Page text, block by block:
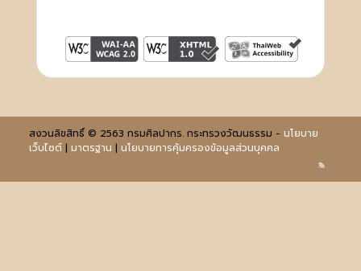
สงวนลิขสิทธิ์ © 2563 กรมศิลปากร. กระทรวงวัฒนธรรม - นโยบาย
เว็บไซต์| มาตรฐาน | นโยบายการคุ้มครองข้อมูลส่วนบุคคล